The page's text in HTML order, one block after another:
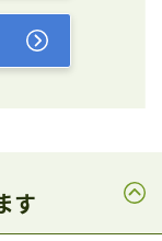
す